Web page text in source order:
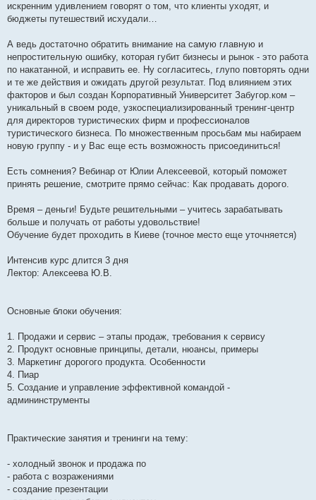
искренним удивлением говорят о том, что клиенты уходят, и
бюджеты путешествий исхудали…
А ведь достаточно обратить внимание на самую главную и
непростительную ошибку, которая губит бизнесы и рынок - это работа
по накатанной, и исправить ее. Ну согласитесь, глупо повторять одни
и те же действия и ожидать другой результат. Под влиянием этих
факторов и был создан Корпоративный Университет Забугор.ком –
уникальный в своем роде, узкоспециализированный тренинг-центр
для директоров туристических фирм и профессионалов
туристического бизнеса. По множественным просьбам мы набираем
новую группу - и у Вас еще есть возможность присоединиться!
Есть сомнения? Вебинар от Юлии Алексеевой, который поможет
принять решение, смотрите прямо сейчас: Как продавать дорого.
Время – деньги! Будьте решительными – учитесь зарабатывать
больше и получать от работы удовольствие!
Обучение будет проходить в Киеве (точное место еще уточняется)
Интенсив курс длится 3 дня
Лектор: Алексеева Ю.В.
Основные блоки обучения:
1. Продажи и сервис – этапы продаж, требования к сервису
2. Продукт основные принципы, детали, нюансы, примеры
3. Маркетинг дорогого продукта. Особенности
4. Пиар
5. Создание и управление эффективной командой -
админинструменты
Практические занятия и тренинги на тему:
- холодный звонок и продажа по
- работа с возражениями
- создание презентации